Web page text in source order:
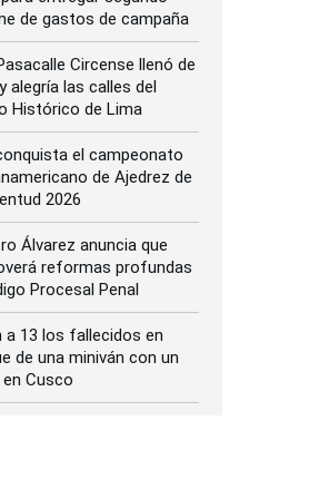
de gastos de campaña
Circense llenó de
alegría las calles del
Histórico de Lima
el campeonato
de Ajedrez de
2026
Álvarez anuncia que
reformas profundas
Procesal Penal
a 13 los fallecidos en
de una miniván con un
Cusco